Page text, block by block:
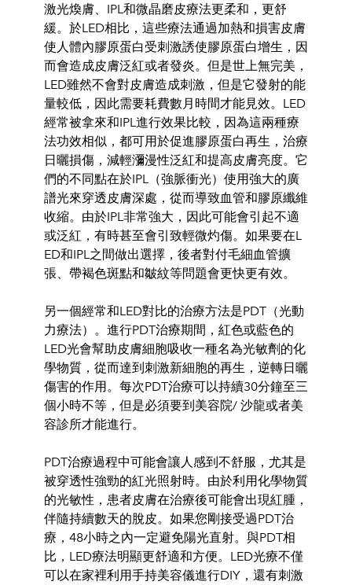
激光煥膚、 IPL和微晶磨皮療法更柔和，更舒
緩。於LED相比， 這些療法通過加熱和損害皮膚
使人體內膠原蛋白受刺激誘使膠原蛋白增生 ， 因
而會造成皮膚泛紅或者發炎。但是世上無完美，
LED雖然不會對皮膚造成刺激，但是它發射的能
量較低， 因此需要耗費數月時間才能見效。 LED
經常被拿來和IPL進行效果比較，因為這兩種療
法功效相似， 都可用於促進膠原蛋白再生， 治療
日曬損傷，減輕瀰漫性泛紅和提高皮膚亮度。 它
們的不同點在於IPL（強脈衝光）使用強大的廣
譜光來穿透皮膚深處， 從而導致血管和膠原纖維
收縮。 由於IPL非常強大， 因此可能會引起不適
或泛紅 ，有時甚至會引致輕微灼傷。 如果要在L
ED和IPL之間做出選擇， 後者對付毛細血管擴
張、 帶褐色斑點和皺紋等問題會更快更有效。
另一個經常和LED對比的治療方法是PDT（光動
力療法）。 進行PDT治療期間，紅色或藍色的
LED光會幫助皮膚細胞吸收一種名為光敏劑的化
學物質， 從而達到刺激新細胞的再生，逆轉日曬
傷害的作用。每次PDT治療可以持續30分鐘至三
個小時不等， 但是必須要到美容院/ 沙龍或者美
容診所才能進行。
PDT治療過程中可能會讓人感到不舒服， 尤其是
被穿透性強勁的紅光照射時。由於利用化學物質
的光敏性， 患者皮膚在治療後可能會出現紅腫，
伴隨持續數天的脫皮。 如果您剛接受過PDT治
療，48小時之內一定避免陽光直射。 與PDT相
比，LED療法明顯更舒適和方便。 LED光療不僅
可以在家裡利用手持美容儀進行DIY，還有刺激